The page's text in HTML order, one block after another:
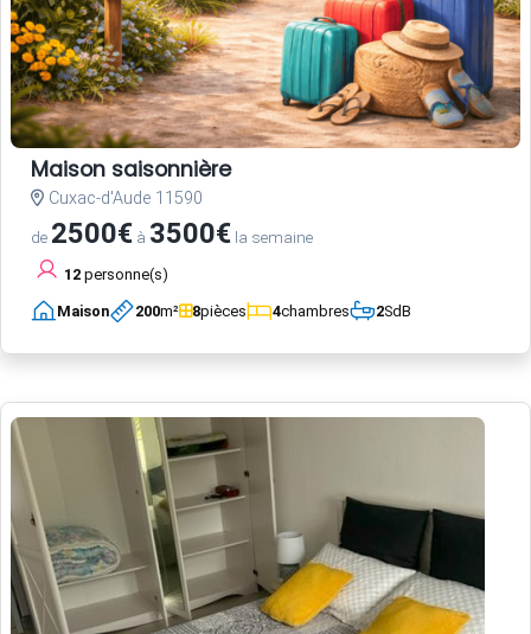
Maison saisonnière
Cuxac-d'Aude 11590
de 2500€ à 3500€ la semaine
12 personne(s)
Maison 200m² 8pièces 4chambres 2SdB